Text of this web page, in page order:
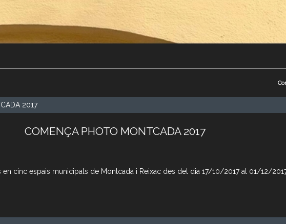
2017
COMENÇA PHOTO MONTCADA 2017
cinc espais municipals de Montcada i Reixac des del dia 17/10/2017 al 01/12/